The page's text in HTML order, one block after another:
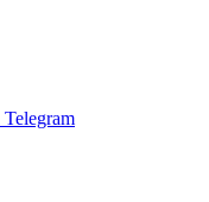
Telegram